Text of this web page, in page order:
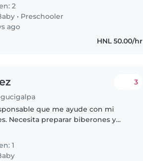
2
• Preschooler
ago
HNL 50.00/hr
3
que me ayude con mi
Necesita preparar biberones y
Contactadme..
1